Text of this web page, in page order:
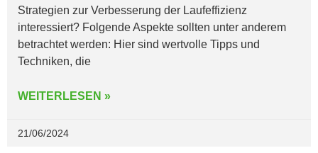
Strategien zur Verbesserung der Laufeffizienz
interessiert? Folgende Aspekte sollten unter anderem
betrachtet werden: Hier sind wertvolle Tipps und
Techniken, die
WEITERLESEN »
21/06/2024